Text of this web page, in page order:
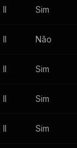
Sim
Não
Sim
Sim
Sim